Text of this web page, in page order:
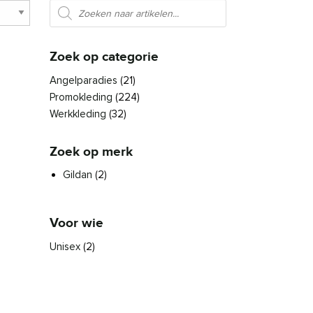
op de productpagina
Producten zoeken
Zoek op categorie
Angelparadies (21)
Promokleding (224)
Werkkleding (32)
Zoek op merk
Gildan (2)
Voor wie
Unisex (2)